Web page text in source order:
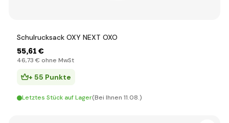
Schulrucksack OXY NEXT OXO
55,61 €
46,73 € ohne MwSt
+ 55 Punkte
Letztes Stück auf Lager(Bei Ihnen 11.08.)